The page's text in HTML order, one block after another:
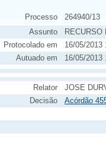
Processo
264940/13
Assunto
RECURSO
Protocolado em
16/05/2013
Autuado em
16/05/2013
Relator
JOSE
Decisão
Acórdão